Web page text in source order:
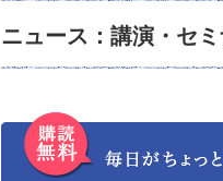
ニュース：講演・セ